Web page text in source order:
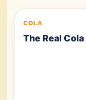
COLA
The Real